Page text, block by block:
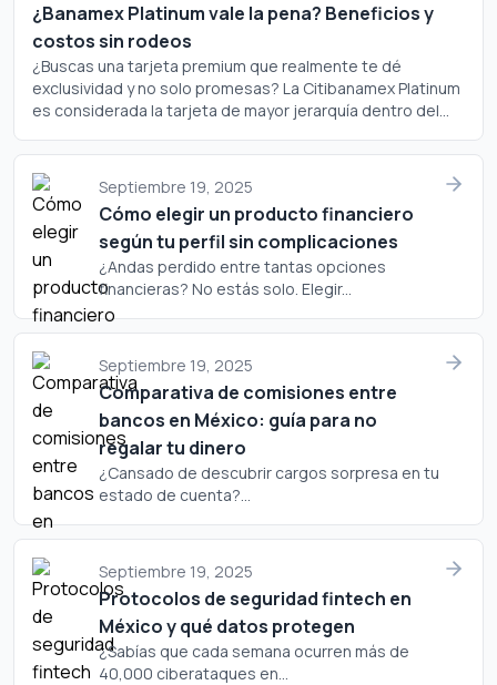
¿Banamex Platinum vale la pena? Beneficios y
costos sin rodeos
¿Buscas una tarjeta premium que realmente te dé
exclusividad y no solo promesas? La Citibanamex Platinum
es considerada la tarjeta de mayor jerarquía dentro del
costo? Analicemos a fondo si este plástico merece un
lugar en tu cartera.Septiembre 19, 2025
Cómo elegir un producto financiero
según tu perfil sin complicaciones
¿Andas perdido entre tantas opciones
financieras? No estás solo. Elegir...
Septiembre 19, 2025
Comparativa de comisiones entre
bancos en México: guía para no
regalar tu dinero
¿Cansado de descubrir cargos sorpresa en tu
estado de cuenta?...
Septiembre 19, 2025
Protocolos de seguridad fintech en
México y qué datos protegen
¿Sabías que cada semana ocurren más de
40,000 ciberataques en...